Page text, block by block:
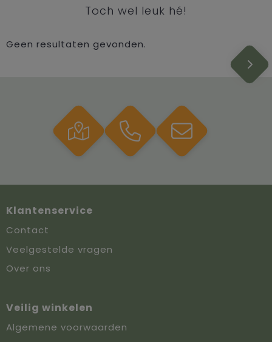
Toch wel leuk hé!
Geen resultaten gevonden.
Klantenservice
Contact
Veelgestelde vragen
Over ons
Veilig winkelen
Algemene voorwaarden